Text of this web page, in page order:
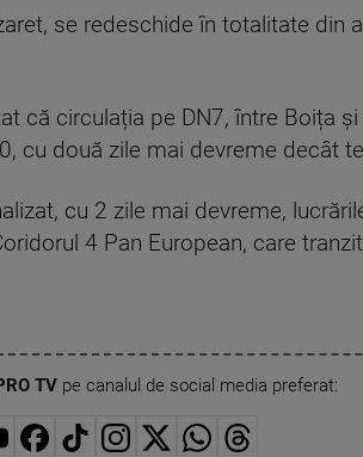
se redeschide în totalitate din
că circulația pe DN7, între Boița
cu două zile mai devreme decât
cu 2 zile mai devreme,
4 Pan European, care
TVpe canalul de social media preferat: